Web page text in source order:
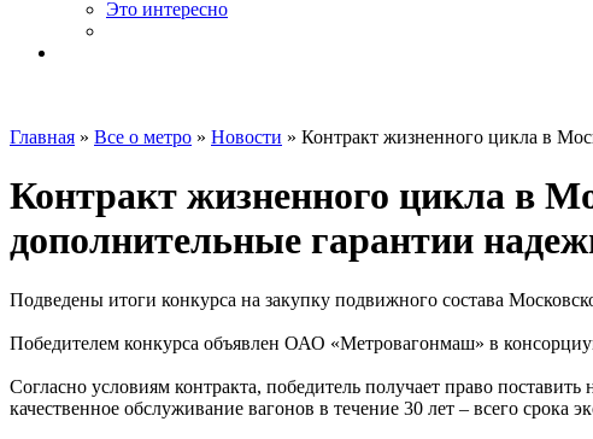
Это интересно
Главная » Все о метро » Новости » Контракт жизненного цикла в
Контракт жизненного цикла в
дополнительные гарантии
Подведены итоги конкурса на закупку подвижного состава
Победителем конкурса объявлен ОАО «Метровагонмаш» в
Согласно условиям контракта, победитель получает право
качественное обслуживание вагонов в течение 30 лет – всего срока